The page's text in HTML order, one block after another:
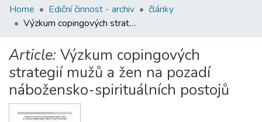
Home Ediční činnost - archiv
články
Výzkum copingových strategií mužů a žen na pozadí nábožensko-spirituálních postojů
Article: Výzkum copingových
strategií mužů a žen na pozadí
nábožensko-spirituálních postojů